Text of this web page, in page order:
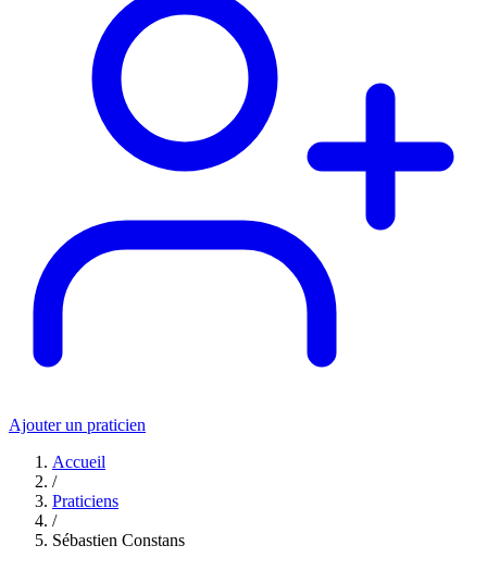
Ajouter un praticien
Accueil
/
Praticiens
/
Sébastien Constans